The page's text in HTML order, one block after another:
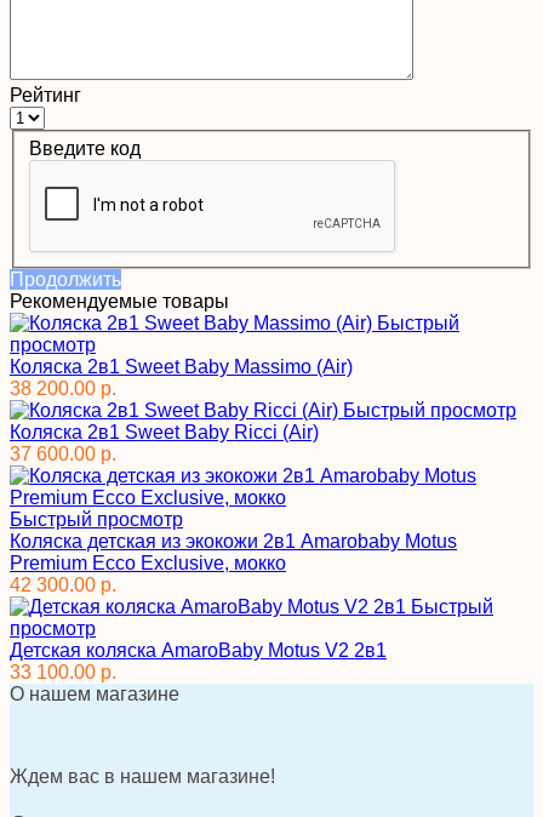
Рейтинг
Введите код
Продолжить
Рекомендуемые товары
Быстрый
просмотр
Коляска 2в1 Sweet Baby Massimo (Air)
38 200.00 р.
Быстрый просмотр
Коляска 2в1 Sweet Baby Ricci (Air)
37 600.00 р.
Быстрый просмотр
Коляска детская из экокожи 2в1 Amarobaby Motus
Premium Ecco Exclusive, мокко
42 300.00 р.
Быстрый
просмотр
Детская коляска AmaroBaby Motus V2 2в1
33 100.00 р.
О нашем магазине
Ждем вас в нашем магазине!